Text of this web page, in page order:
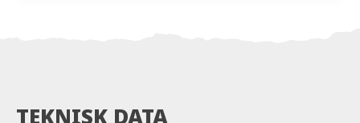
TEKNISK DATA